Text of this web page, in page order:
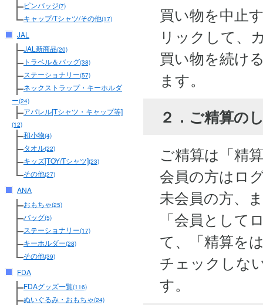
ピンバッジ(7)
キャップ/Tシャツ/その他(17)
JAL
JAL新商品(20)
トラベル＆バッグ(38)
ステーショナリー(57)
ネックストラップ・キーホルダ
ー(24)
アパレル[Tシャツ・キャップ等]
(12)
和小物(4)
タオル(22)
キッズ[TOY/Tシャツ](23)
その他(27)
ANA
おもちゃ(25)
バッグ(5)
ステーショナリー(17)
キーホルダー(28)
その他(39)
FDA
FDAグッズ一覧(116)
ぬいぐるみ・おもちゃ(24)
買い物を中止
リックして、
買い物を続け
ます。
２．ご精算の
ご精算は「精
会員の方はロ
未会員の方、
「会員として
て、「精算を
チェックしな
す。